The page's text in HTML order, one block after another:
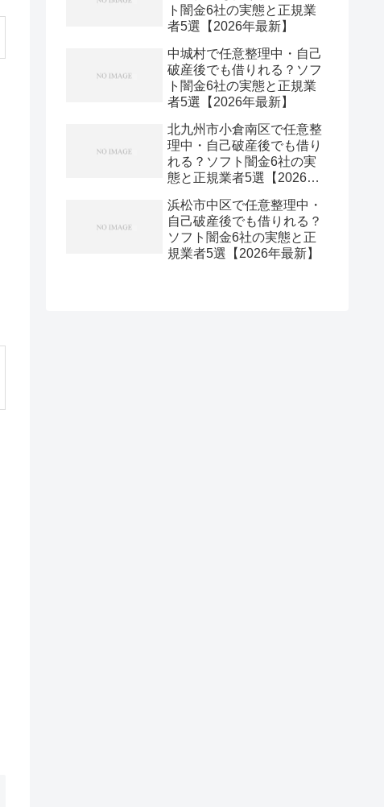
ト闇金6社の実態と正規業
者5選【2026年最新】
中城村で任意整理中・自己
破産後でも借りれる？ソフ
ト闇金6社の実態と正規業
者5選【2026年最新】
北九州市小倉南区で任意整
理中・自己破産後でも借り
れる？ソフト闇金6社の実
態と正規業者5選【2026年
浜松市中区で任意整理中・
自己破産後でも借りれる？
ソフト闇金6社の実態と正
規業者5選【2026年最新】